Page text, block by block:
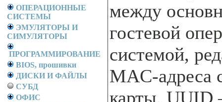
ОПЕРАЦИОННЫЕ
СИСТЕМЫ
ЭМУЛЯТОРЫ И
СИМУЛЯТОРЫ
ПРОГРАММИРОВАНИЕ
BIOS, прошивки
ДИСКИ И ФАЙЛЫ
СУБД
ОФИС
между
гостевой
системой,
MAC-адреса
карты, UUID